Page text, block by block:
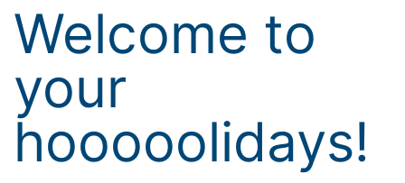
Welcome to
your
hooooolidays!